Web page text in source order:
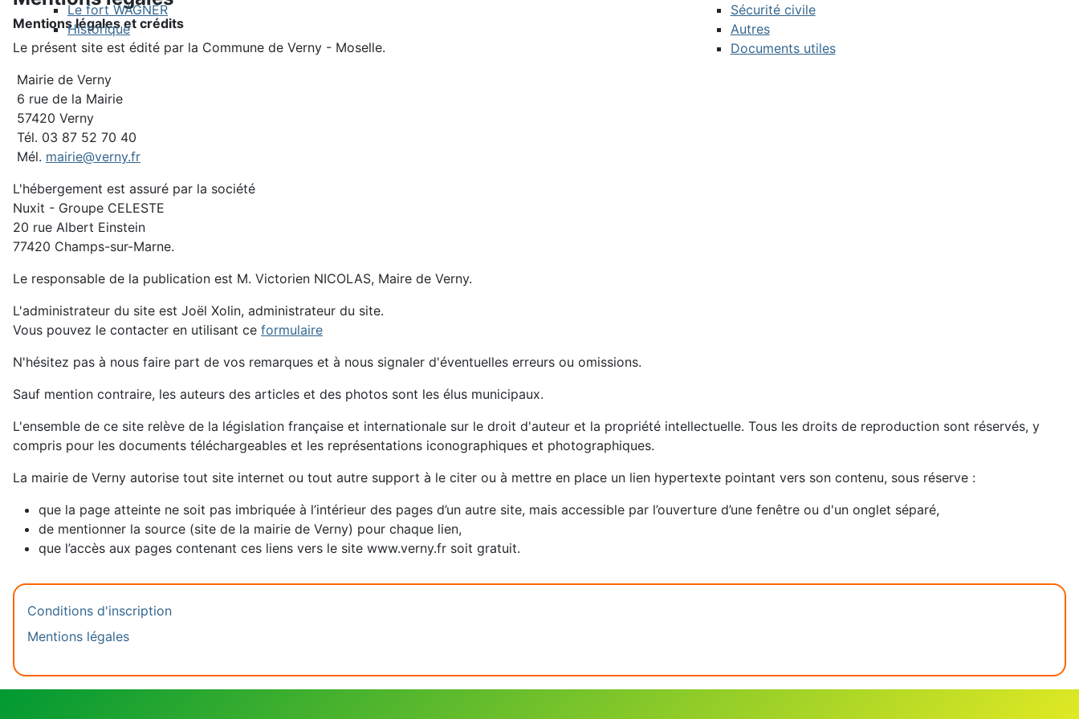
Le fort WAGNER
Historique
Sécurité civile
Autres
Documents utiles
Mentions légales et crédits
Le présent site est édité par la Commune de Verny - Moselle.
Mairie de Verny
6 rue de la Mairie
57420 Verny
Tél. 03 87 52 70 40
Mél. mairie@verny.fr
L'hébergement est assuré par la société
Nuxit - Groupe CELESTE
20 rue Albert Einstein
77420 Champs-sur-Marne.
Le responsable de la publication est M. Victorien NICOLAS, Maire de Verny.
L'administrateur du site est Joël Xolin, administrateur du site.
Vous pouvez le contacter en utilisant ce formulaire
N'hésitez pas à nous faire part de vos remarques et à nous signaler d'éventuelles erreurs ou omissions.
Sauf mention contraire, les auteurs des articles et des photos sont les élus municipaux.
L'ensemble de ce site relève de la législation française et internationale sur le droit d'auteur et la propriété intellectuelle. Tous les droits de reproduction sont réservés, y
compris pour les documents téléchargeables et les représentations iconographiques et photographiques.
La mairie de Verny autorise tout site internet ou tout autre support à le citer ou à mettre en place un lien hypertexte pointant vers son contenu, sous réserve :
que la page atteinte ne soit pas imbriquée à l’intérieur des pages d’un autre site, mais accessible par l’ouverture d’une fenêtre ou d'un onglet séparé,
de mentionner la source (site de la mairie de Verny) pour chaque lien,
que l’accès aux pages contenant ces liens vers le site www.verny.fr soit gratuit.
Conditions d'inscription
Mentions légales